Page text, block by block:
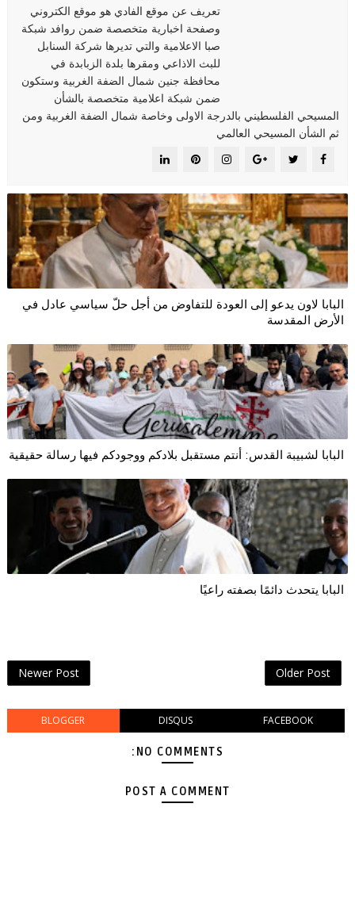
تعريف عن موقع الفادي هو موقع الكتروني
وصفحة اخبارية متخصصة ضمن روافد شبكة
صبا الاعلامية والتي تديرها شركة السنابل
للبث الاذاعي ومقرها بلدة الزبابدة في
محافظة جنين شمال الضفة الغربية وستكون
ضمن شبكة اعلامية متخصصة بالشأن
المسيحي الفلسطيني بالدرجة الاولى وخاصة شمال الضفة الغربية ومن
ثم الشأن المسيحي العالمي
البابا لاون يدعو إلى العودة للتفاوض من أجل حلّ سياسي عادل في
الأرض المقدسة
البابا لشبيبة القدس: أنتم مستقبل بلادكم ووجودكم فيها رسالة حقيقية
البابا يتحدث دائمًا بصفته راعيًا
Newer Post Older Post
BLOGGER DISQUS FACEBOOK
NO COMMENTS:
POST A COMMENT